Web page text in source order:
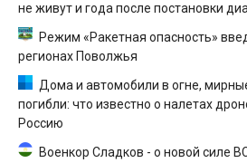
не живут и года после постановки
Режим «Ракетная опасность»
регионах Поволжья
Дома и автомобили в огне,
погибли: что известно о налетах
Россию
Военкор Сладков - о новой силе